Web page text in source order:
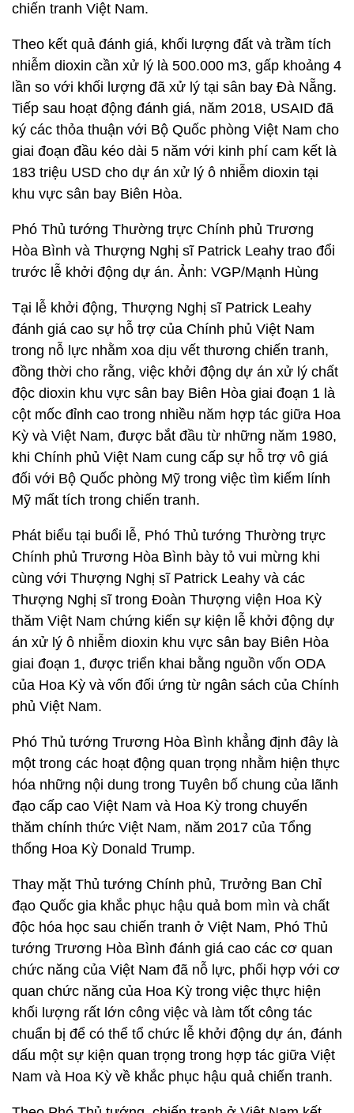
chiến tranh Việt Nam.
Theo kết quả đánh giá, khối lượng đất và trầm tích
nhiễm dioxin cần xử lý là 500.000 m3, gấp khoảng 4
lần so với khối lượng đã xử lý tại sân bay Đà Nẵng.
Tiếp sau hoạt động đánh giá, năm 2018, USAID đã
ký các thỏa thuận với Bộ Quốc phòng Việt Nam cho
giai đoạn đầu kéo dài 5 năm với kinh phí cam kết là
183 triệu USD cho dự án xử lý ô nhiễm dioxin tại
khu vực sân bay Biên Hòa.
Phó Thủ tướng Thường trực Chính phủ Trương
Hòa Bình và Thượng Nghị sĩ Patrick Leahy trao đổi
trước lễ khởi động dự án. Ảnh: VGP/Mạnh Hùng
Tại lễ khởi động, Thượng Nghị sĩ Patrick Leahy
đánh giá cao sự hỗ trợ của Chính phủ Việt Nam
trong nỗ lực nhằm xoa dịu vết thương chiến tranh,
đồng thời cho rằng, việc khởi động dự án xử lý chất
độc dioxin khu vực sân bay Biên Hòa giai đoạn 1 là
cột mốc đỉnh cao trong nhiều năm hợp tác giữa Hoa
Kỳ và Việt Nam, được bắt đầu từ những năm 1980,
khi Chính phủ Việt Nam cung cấp sự hỗ trợ vô giá
đối với Bộ Quốc phòng Mỹ trong việc tìm kiếm lính
Mỹ mất tích trong chiến tranh.
Phát biểu tại buổi lễ, Phó Thủ tướng Thường trực
Chính phủ Trương Hòa Bình bày tỏ vui mừng khi
cùng với Thượng Nghị sĩ Patrick Leahy và các
Thượng Nghị sĩ trong Đoàn Thượng viện Hoa Kỳ
thăm Việt Nam chứng kiến sự kiện lễ khởi động dự
án xử lý ô nhiễm dioxin khu vực sân bay Biên Hòa
giai đoạn 1, được triển khai bằng nguồn vốn ODA
của Hoa Kỳ và vốn đối ứng từ ngân sách của Chính
phủ Việt Nam.
Phó Thủ tướng Trương Hòa Bình khẳng định đây là
một trong các hoạt động quan trọng nhằm hiện thực
hóa những nội dung trong Tuyên bố chung của lãnh
đạo cấp cao Việt Nam và Hoa Kỳ trong chuyến
thăm chính thức Việt Nam, năm 2017 của Tổng
thống Hoa Kỳ Donald Trump.
Thay mặt Thủ tướng Chính phủ, Trưởng Ban Chỉ
đạo Quốc gia khắc phục hậu quả bom mìn và chất
độc hóa học sau chiến tranh ở Việt Nam, Phó Thủ
tướng Trương Hòa Bình đánh giá cao các cơ quan
chức năng của Việt Nam đã nỗ lực, phối hợp với cơ
quan chức năng của Hoa Kỳ trong việc thực hiện
khối lượng rất lớn công việc và làm tốt công tác
chuẩn bị để có thể tổ chức lễ khởi động dự án, đánh
dấu một sự kiện quan trọng trong hợp tác giữa Việt
Nam và Hoa Kỳ về khắc phục hậu quả chiến tranh.